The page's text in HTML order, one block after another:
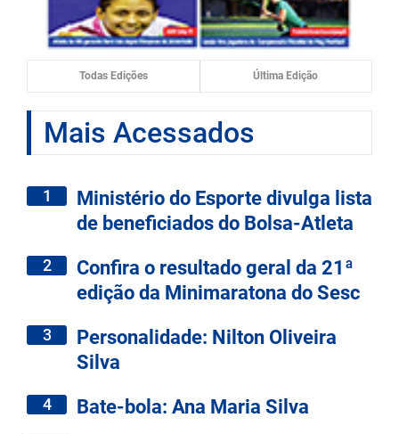
Todas Edições Última Edição
Mais Acessados
1
Ministério do Esporte divulga lista
de beneficiados do Bolsa-Atleta
2
Confira o resultado geral da 21ª
edição da Minimaratona do Sesc
3
Personalidade: Nilton Oliveira
Silva
4 Bate-bola: Ana Maria Silva